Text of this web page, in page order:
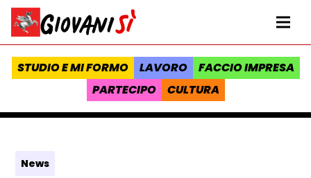
Vai al contenuto
Homepage Giovanisì - Progetto della Regione Toscana
STUDIO E MI FORMO LAVORO
FACCIO IMPRESA
PARTECIPO
CULTURA
News